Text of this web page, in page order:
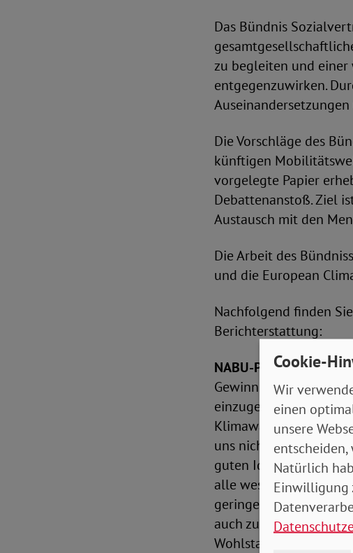
Das Bündnis
zu begleiten und
entgegenzuwirken.
Die Vorschläge des
künftigen
vorgelegte Papier
Debattenanstoß. Ziel
Austausch mit den
Die Arbeit des
und die European
Nachfolgend finden
Berichterstattung:
NABU-Präsident Jörg-
Gewinnergeschichte in
einzugehen. Heute ist
Klimawandels und
uns nicht gelungen,
guten Ideen für eine
alle wesentlichen
geringer sind, als von
auch zum Erreichen
Wohlstand sichern und
Cookie-
Wir
einen
unsere
Natürlich
Einwilligung